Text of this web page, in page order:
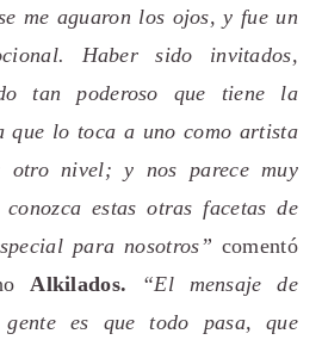
me aguaron los ojos, y fue un
Haber sido invitados,
tan poderoso que tiene la
que lo toca a uno como artista
nivel; y nos parece muy
estas otras facetas de
para nosotros” comentó
Alkilados.
“El mensaje de
es que todo pasa, que